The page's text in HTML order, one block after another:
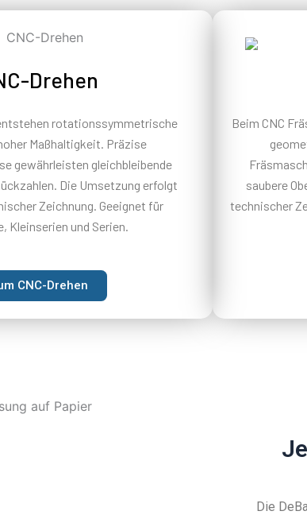
Drehen
rotationssymmetrische
Maßhaltigkeit. Präzise
gewährleisten gleichbleibende
Die Umsetzung erfolgt
Zeichnung. Geeignet für
Kleinserien und Serien.
CNC-Drehen
Beim CNC
saubere
technischer
Die